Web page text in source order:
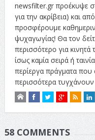
newsfilter.gr προέκυψε
για την ακρίβεια) και
προσφέρουμε
ψυχαγωγίας! Θα τον
περισσότερο για
ίσως καμία σειρά ή
περίεργα πράγματα
περισσότερα τυγχάνουν
58 COMMENTS